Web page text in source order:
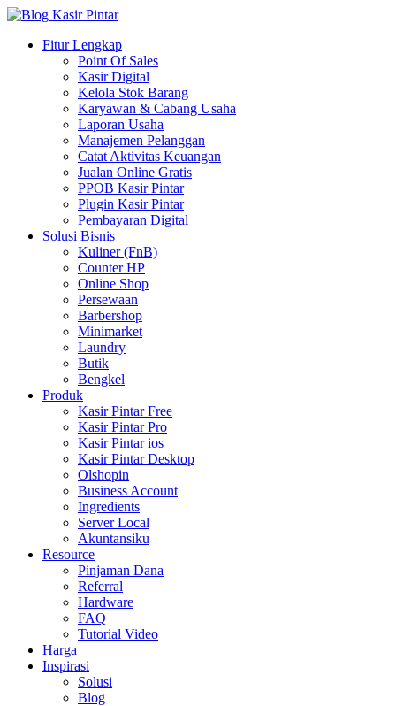
Skip
content
Blog Kasir Pintar
Jualan Pintar pakai Kasir Pintar
Fitur Lengkap
Point Of Sales
Kasir Digital
Kelola Stok Barang
Karyawan & Cabang Usaha
Laporan Usaha
Manajemen Pelanggan
Catat Aktivitas Keuangan
Jualan Online Gratis
PPOB Kasir Pintar
Plugin Kasir Pintar
Pembayaran Digital
Solusi Bisnis
Kuliner (FnB)
Counter HP
Online Shop
Persewaan
Barbershop
Minimarket
Laundry
Butik
Bengkel
Produk
Kasir Pintar Free
Kasir Pintar Pro
Kasir Pintar ios
Kasir Pintar Desktop
Olshopin
Business Account
Ingredients
Server Local
Akuntansiku
Resource
Pinjaman Dana
Referral
Hardware
FAQ
Tutorial Video
Harga
Inspirasi
Solusi
Blog